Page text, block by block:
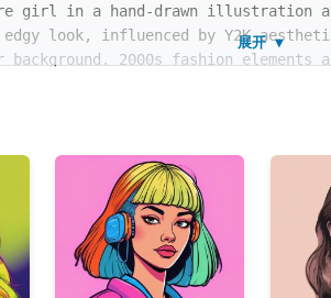
girl in a hand-drawn
look, influenced by Y2K
2000s fashion
展开 ▼